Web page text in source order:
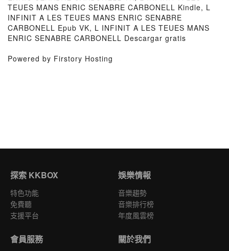
TEUES MANS ENRIC SENABRE CARBONELL Kindle, L
INFINIT A LES TEUES MANS ENRIC SENABRE
CARBONELL Epub VK, L INFINIT A LES TEUES MANS
ENRIC SENABRE CARBONELL Descargar gratis
Powered by Firstory Hosting
探索 KKBOX
特色功能
免費聽
支援平台
娛樂情報
音樂趨勢
音樂排行榜
年度風雲榜
會員服務 關於我們